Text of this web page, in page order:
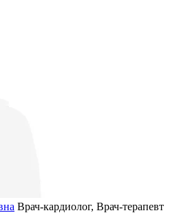
Врач-кардиолог, Врач-терапевт